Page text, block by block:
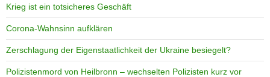
Krieg ist ein totsicheres Geschäft
Corona-Wahnsinn aufklären
Zerschlagung der Eigenstaatlichkeit der Ukraine besiegelt?
Polizistenmord von Heilbronn – wechselten Polizisten kurz vor